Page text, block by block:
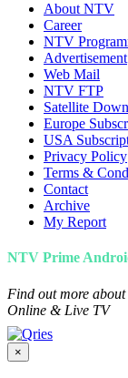
About NTV
Career
NTV
Advertisement
Web Mail
NTV FTP
Satellite
Europe
USA
Privacy Policy
Terms &
Contact
Archive
My Report
NTV Prime
Find out more
Online & Live TV
×